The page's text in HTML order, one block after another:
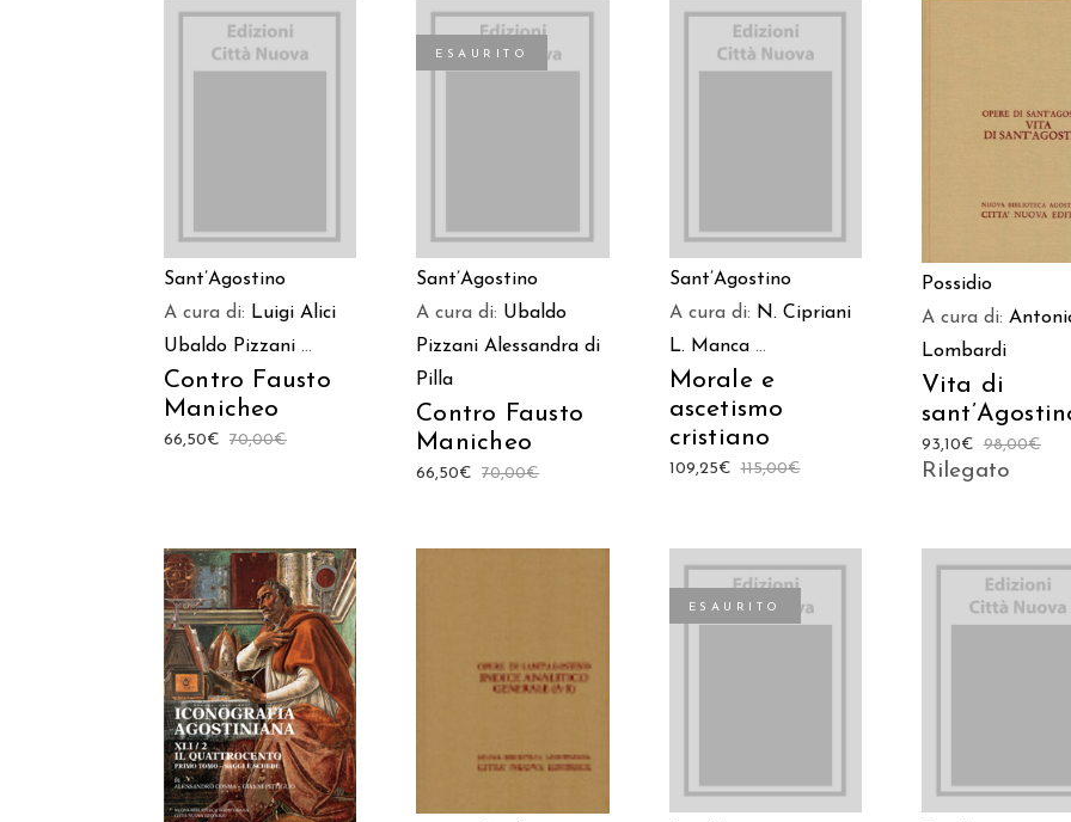
Sant’Agostino
A cura di: Luigi Alici
Ubaldo Pizzani ...
Contro Fausto
Manicheo
70,00€
66,50€
ESAURITO
Sant’Agostino
A cura di: Ubaldo
Pizzani Alessandra di
Pilla
Contro Fausto
Manicheo
70,00€
66,50€
Sant’Agostino
A cura di: N. Cipriani
L. Manca ...
Morale e
ascetismo
cristiano
115,00€
109,25€
AGGIUNGI AL
Possidio
A cura di:
Lombardi
Vita di
98,00€
93,10€
Rilegato
AGGIUNGI AL
CARRELLO
AGGIUNGI AL
CARRELLO
ESAURITO